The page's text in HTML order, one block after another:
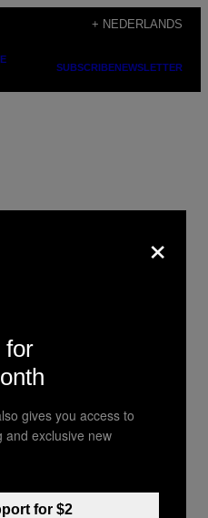
+ NEDERLANDS
SUBSCRIBENEWSLETTER
te zijn voor
×
for
gives you access to
and exclusive new
for $2